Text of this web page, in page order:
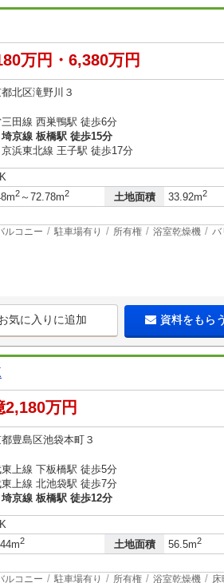
万円・6,380万円
北区滝野川３
田線 西巣鴨駅 徒歩6分
埼京線 板橋駅 徒歩15分
京浜東北線 王子駅 徒歩17分
2～72.78m2 土地面積 33.92m2
ルコニー 駐車場有り 所有権 浴室乾燥機 バ
気に入りに追加 資料をもら
2,180万円
豊島区池袋本町３
上線 下板橋駅 徒歩5分
上線 北池袋駅 徒歩7分
埼京線 板橋駅 徒歩12分
2 土地面積 56.5m2
ルコニー 駐車場有り 所有権 浴室乾燥機 床